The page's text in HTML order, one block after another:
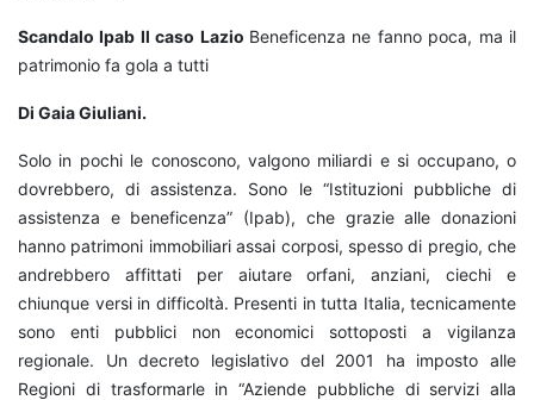
Scandalo Ipab Il caso Lazio Beneficenza ne fanno poca, ma il
patrimonio fa gola a tutti
Di Gaia Giuliani.
Solo in pochi le conoscono, valgono miliardi e si occupano, o
dovrebbero, di assistenza. Sono le “Istituzioni pubbliche di
assistenza e beneficenza” (Ipab), che grazie alle donazioni
hanno patrimoni immobiliari assai corposi, spesso di pregio, che
andrebbero affittati per aiutare orfani, anziani, ciechi e
chiunque versi in difficoltà. Presenti in tutta Italia, tecnicamente
sono enti pubblici non economici sottoposti a vigilanza
regionale. Un decreto legislativo del 2001 ha imposto alle
Regioni di trasformarle in “Aziende pubbliche di servizi alla